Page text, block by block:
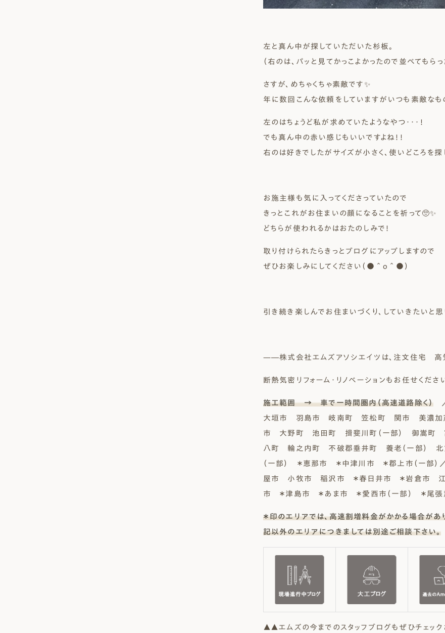
左と真ん中が探していただいた杉板。
（右のは、パッと見てかっこよかったので並べてもらっ
さすが、めちゃくちゃ素敵です✨
年に数回こんな依頼をしていますがいつも素敵なも
左のはちょうど私が求めていたようなやつ・・・！
でも真ん中の赤い感じもいいですよね！！
右のは好きでしたがサイズが小さく、使いどころを探し
お施主様も気に入ってくださっていたので
きっとこれがお住まいの顔になることを祈って🥺✨
どちらが使われるかはおたのしみで！
取り付けられたらきっとブログにアップしますので
ぜひお楽しみにしてください（●＾o＾●）
引き続き楽しんでお住まいづくり、していきたいと思
—―株式会社エムズアソシエイツは、注文住宅
断熱気密リフォーム・リノベーションもお任せください
施工範囲 → 車で一時間圏内（高速道路除く）
大垣市 羽島市 岐南町 笠松町 関市 美濃加
市 大野町 池田町 揖斐川町（一部） 御嵩
八町 輪之内町 不破郡垂井町 養老（一部）
（一部） ＊恵那市 ＊中津川市 ＊郡上市（一部
屋市 小牧市 稲沢市 ＊春日井市 ＊岩倉市
市 ＊津島市 ＊あま市 ＊愛西市（一部） ＊尾
＊印のエリアでは、高速割増料金がかかる場合があ
記以外のエリアにつきましては別途ご相談下さい。
▲▲エムズの今までのスタッフブログもぜひチェッ